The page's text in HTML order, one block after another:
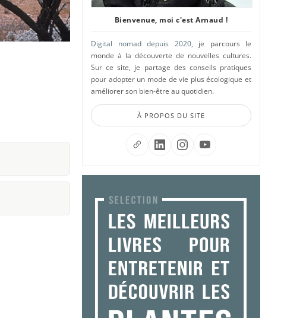
Bienvenue, moi c'est Arnaud !
Digital nomad depuis 2020, je parcours le
monde à la découverte de nouvelles cultures.
Sur ce site, je partage des conseils pratiques
pour adopter un mode de vie plus écologique et
améliorer son bien-être au quotidien.
À PROPOS DU SITE